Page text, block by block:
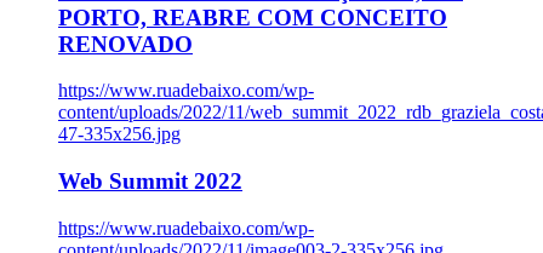
PORTO, REABRE COM CONCEITO
RENOVADO
https://www.ruadebaixo.com/wp-
content/uploads/2022/11/
47-335x256.jpg
Web Summit 2022
https://www.ruadebaixo.com/wp-